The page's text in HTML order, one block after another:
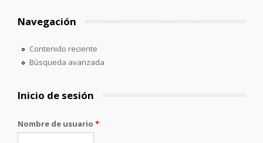
Navegación
Contenido reciente
Búsqueda avanzada
Inicio de sesión
Nombre de usuario *